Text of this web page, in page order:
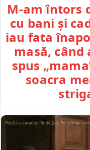
M-am întors
cu bani și
iau fata
masă,
spus
soacra